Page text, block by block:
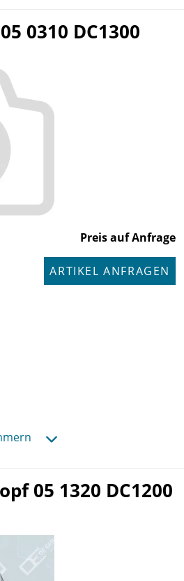
0310 DC1300
Preis auf Anfrage
ARTIKEL ANFRAGEN
05 1320 DC1200